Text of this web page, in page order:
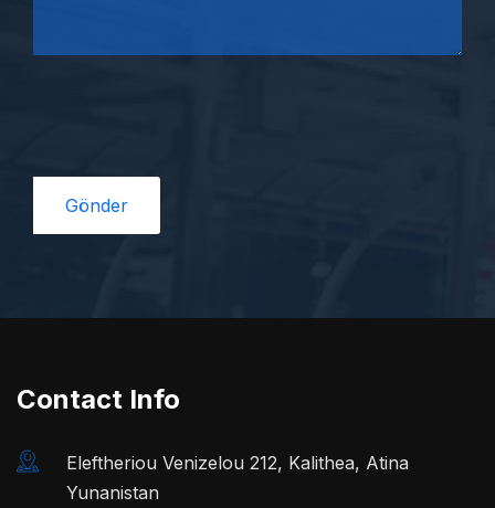
Contact Info
Eleftheriou Venizelou 212, Kalithea, Atina
Yunanistan